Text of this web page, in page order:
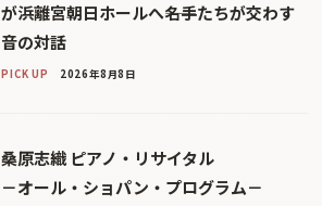
が浜離宮朝日ホールへ――名手たちが交わす
音の対話
PICK UP 2026年8月8日
桑原志織 ピアノ・リサイタル
－オール・ショパン・プログラム－